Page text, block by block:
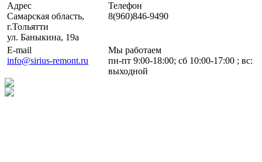
Адрес
Самарская область,
г.Тольятти
ул. Баныкина, 19а
Телефон
8(960)846-9490
E-mail
info@sirius-remont.ru
Мы работаем
пн-пт 9:00-18:00; сб 10:00-17:00 ; вс:
выходной